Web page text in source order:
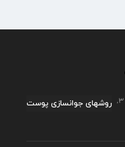
روشهای جوانسازی پوست دسامبر 3,